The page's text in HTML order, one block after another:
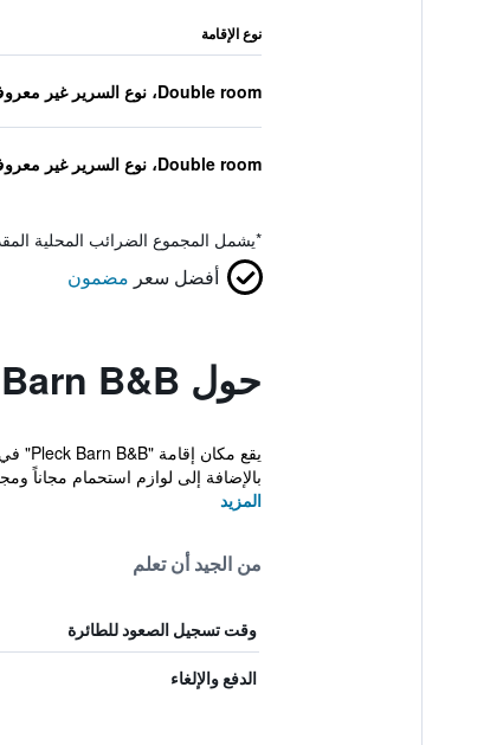
نوع الإقامة
Double room، نوع السرير غير معروف
Double room، نوع السرير غير معروف
*يشمل المجموع الضرائب المحلية
أفضل سعر مضمون
حول Pleck Barn B&B
بالإضافة إلى لوازم استحمام مجاناً
المزيد
من الجيد أن تعلم
وقت تسجيل الصعود للطائرة
الدفع والإلغاء